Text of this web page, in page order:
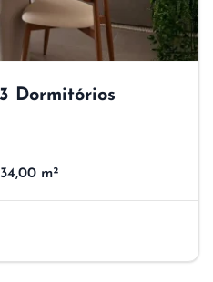
Dormitórios
m²